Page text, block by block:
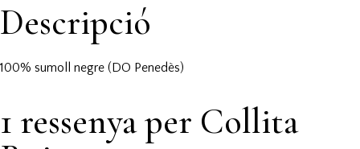
Descripció
100% sumoll negre (DO Penedès)
1 ressenya per Collita